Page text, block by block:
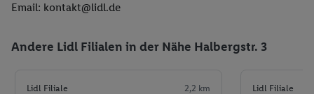
Email: kontakt@lidl.de
Andere Lidl Filialen in der Nähe Halbergstr. 3
Lidl Filiale 2,2 km Lidl Filiale